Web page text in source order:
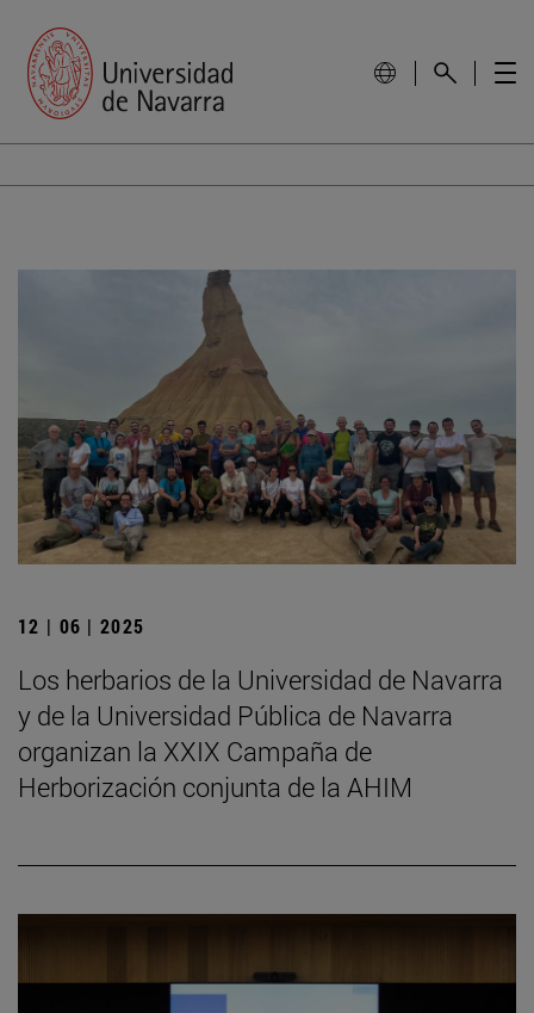
12 | 06 | 2025
Los herbarios de la Universidad de Navarra
y de la Universidad Pública de Navarra
organizan la XXIX Campaña de
Herborización conjunta de la AHIM